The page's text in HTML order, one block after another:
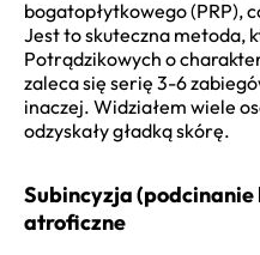
bogatopłytkowego (PRP),
Jest to skuteczna metoda,
Potrądzikowych o
zaleca się serię 3-6
inaczej. Widziałem wiele
odzyskały gładką skórę.
Subincyzja (podcinanie
atroficzne